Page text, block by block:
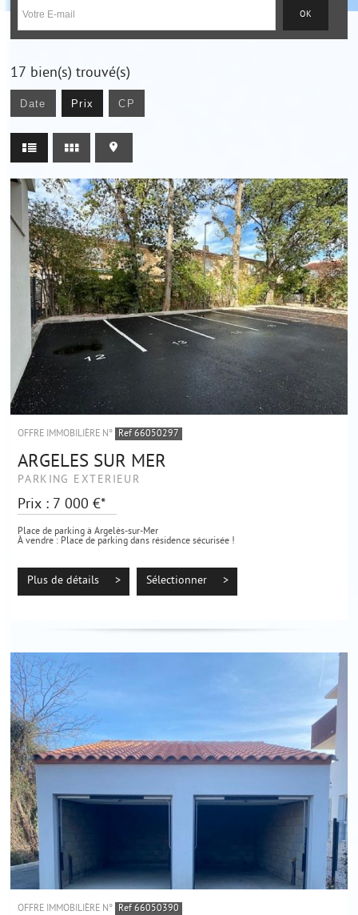
17 bien(s) trouvé(s)
Date Prix CP
OFFRE IMMOBILIÈRE N° Ref 66050297
ARGELES SUR MER
PARKING EXTÉRIEUR
Prix : 7 000 €*
Place de parking à Argelès-sur-Mer
À vendre : Place de parking dans résidence sécurisée !
emplacement est...
Plus de détails > Sélectionner >
OFFRE IMMOBILIÈRE N° Ref 66050390